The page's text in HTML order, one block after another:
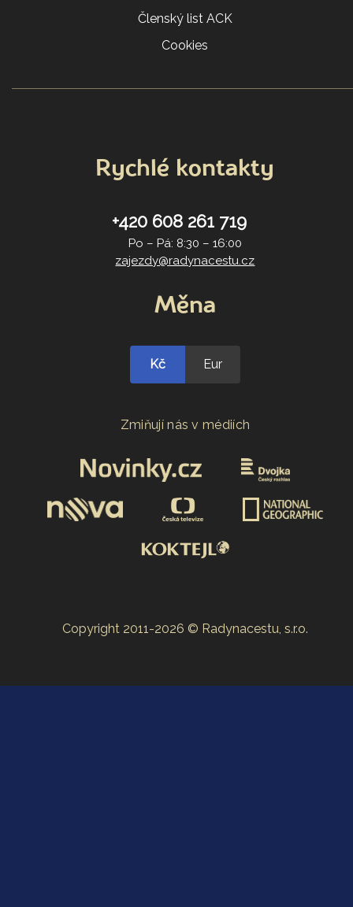
Členský list ACK
Cookies
Rychlé kontakty
+420 608 261 719
Po – Pá: 8:30 – 16:00
zajezdy@radynacestu.cz
Měna
Kč Eur
Zmiňují nás v médiích
Copyright 2011-2026 © Radynacestu, s.r.o.